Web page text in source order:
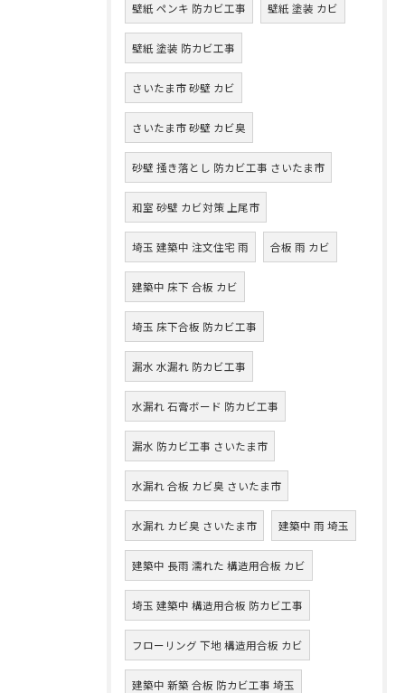
壁紙 ペンキ 防カビ工事 壁紙 塗装 カビ
壁紙 塗装 防カビ工事
さいたま市 砂壁 カビ
さいたま市 砂壁 カビ臭
砂壁 掻き落とし 防カビ工事 さいたま市
和室 砂壁 カビ対策 上尾市
埼玉 建築中 注文住宅 雨 合板 雨 カビ
建築中 床下 合板 カビ
埼玉 床下合板 防カビ工事
漏水 水漏れ 防カビ工事
水漏れ 石膏ボード 防カビ工事
漏水 防カビ工事 さいたま市
水漏れ 合板 カビ臭 さいたま市
水漏れ カビ臭 さいたま市 建築中 雨 埼玉
建築中 長雨 濡れた 構造用合板 カビ
埼玉 建築中 構造用合板 防カビ工事
フローリング 下地 構造用合板 カビ
建築中 新築 合板 防カビ工事 埼玉